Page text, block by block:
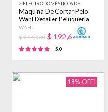
> ELECTRODOMÉSTICOS DE
BELLEZA
Maquina De Cortar Pelo
Wahl Detailer Peluqueria
Profesional
Bordó/plateado
WAHL
$ 214,000 $ 192,600
5.0
18% OFF!